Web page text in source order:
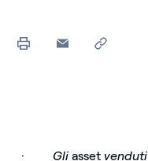
· Gli assetvenduti